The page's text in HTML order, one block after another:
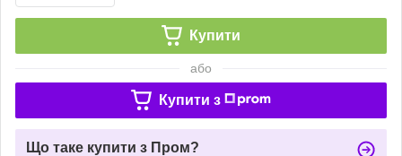
Купити
або
Купити з
Що таке купити з Пром?